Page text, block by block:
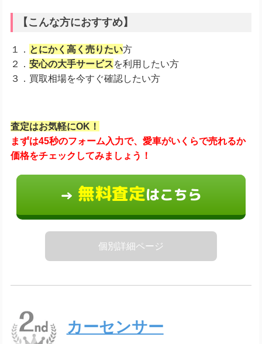
【こんな方におすすめ】
１． とにかく高く売りたい方
２． 安心の大手サービス を利用したい方
３．買取相場を今すぐ確認したい方
査定はお気軽にOK！
まずは45秒のフォーム入力で、愛車がいくらで売れるか
価格をチェックしてみましょう！
→ 無料査定はこちら
個別詳細ページ
カーセンサー